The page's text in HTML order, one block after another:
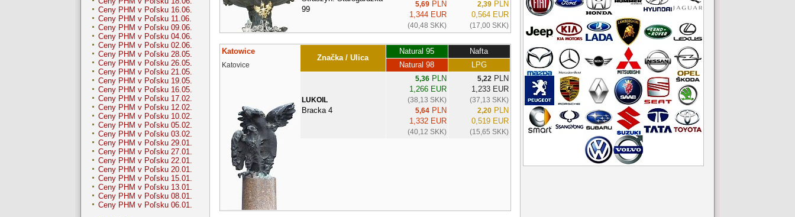
Ceny PHM v Poľsku 16.06.
Ceny PHM v Poľsku 11.06.
Ceny PHM v Poľsku 09.06.
Ceny PHM v Poľsku 04.06.
Ceny PHM v Poľsku 02.06.
Ceny PHM v Poľsku 28.05.
Ceny PHM v Poľsku 26.05.
Ceny PHM v Poľsku 21.05.
Ceny PHM v Poľsku 19.05.
Ceny PHM v Poľsku 16.05.
Ceny PHM v Poľsku 17.02.
Ceny PHM v Poľsku 12.02.
Ceny PHM v Poľsku 10.02.
Ceny PHM v Poľsku 05.02.
Ceny PHM v Poľsku 03.02.
Ceny PHM v Poľsku 29.01.
Ceny PHM v Poľsku 27.01.
Ceny PHM v Poľsku 22.01.
Ceny PHM v Poľsku 20.01.
Ceny PHM v Poľsku 15.01.
Ceny PHM v Poľsku 13.01.
Ceny PHM v Poľsku 08.01.
Ceny PHM v Poľsku 06.01.
99
5,69PLN
1,344 EUR
(40,48 SKK)
2,39PLN
0,564 EUR
(17,00 SKK)
Katowice
Značka / Ulica
Natural 95 Nafta
Katovice Natural 98 LPG
LUKOIL
Bracka 4
5,36PLN
1,266 EUR
(38,13 SKK)
5,64PLN
1,332 EUR
(40,12 SKK)
5,22 PLN
1,233 EUR
(37,13 SKK)
2,20PLN
0,519 EUR
(15,65 SKK)